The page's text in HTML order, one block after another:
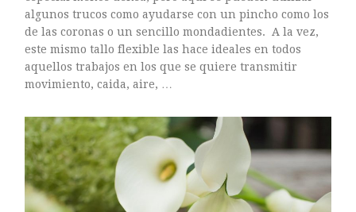
CALA: LA FLOR DEL AGUA
Silvia
Astilbe, las flores que sueñan
Julio
RANUNCULOS, FRANCESILLAS …
algunos trucos como ayudarse con un pincho como los
de las coronas o un sencillo mondadientes. A la vez,
este mismo tallo flexible las hace ideales en todos
aquellos trabajos en los que se quiere transmitir
movimiento, caida, aire, …